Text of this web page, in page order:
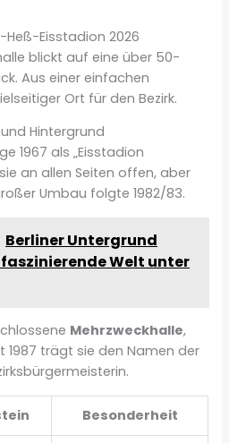
Heß-Eisstadion 2026
blickt auf eine über 50-
Aus einer einfachen
Ort für den Bezirk.
Hintergrund
1967 als „Eisstadion
an allen Seiten offen, aber
Umbau folgte 1982/83.
Berliner Untergrund
faszinierende Welt unter
Mehrzweckhalle,
1987 trägt sie den Namen der
Besonderheit